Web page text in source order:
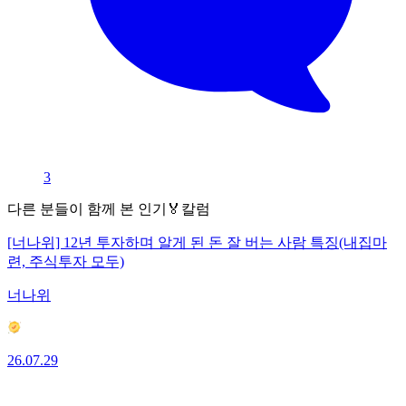
3
다른 분들이 함께 본 인기🏅칼럼
[너나위] 12년 투자하며 알게 된 돈 잘 버는 사람 특징(내집마
련, 주식투자 모두)
너나위
26.07.29